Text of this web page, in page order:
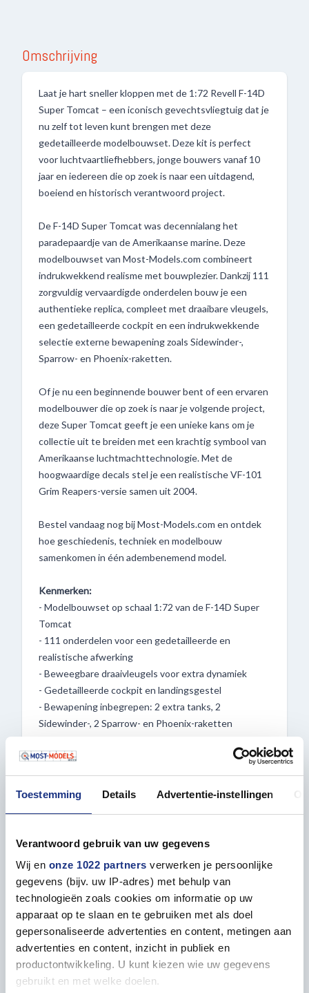
Toestemming Details Advertentie-instellingen
Verantwoord gebruik van uw gegevens
Wij en onze 1022 partners verwerken je persoonlijke
gegevens (bijv. uw IP-adres) met behulp van
technologieën zoals cookies om informatie op uw
apparaat op te slaan en te gebruiken met als doel
gepersonaliseerde advertenties en content, metingen aan
advertenties en content, inzicht in publiek en
productontwikkeling. U kunt kiezen wie uw gegevens
gebruikt en met welke doelen.
Omschrijving
Laat je hart sneller kloppen met de 1:72 Revell F-14D
Super Tomcat – een iconisch gevechtsvliegtuig dat je
nu zelf tot leven kunt brengen met deze
gedetailleerde modelbouwset. Deze kit is perfect
voor luchtvaartliefhebbers, jonge bouwers vanaf 10
jaar en iedereen die op zoek is naar een uitdagend,
boeiend en historisch verantwoord project.
De F-14D Super Tomcat was decennialang het
paradepaardje van de Amerikaanse marine. Deze
modelbouwset van Most-Models.com combineert
indrukwekkend realisme met bouwplezier. Dankzij 111
zorgvuldig vervaardigde onderdelen bouw je een
authentieke replica, compleet met draaibare vleugels,
een gedetailleerde cockpit en een indrukwekkende
selectie externe bewapening zoals Sidewinder-,
Sparrow- en Phoenix-raketten.
Of je nu een beginnende bouwer bent of een ervaren
modelbouwer die op zoek is naar je volgende project,
deze Super Tomcat geeft je een unieke kans om je
collectie uit te breiden met een krachtig symbool van
Amerikaanse luchtmachttechnologie. Met de
hoogwaardige decals stel je een realistische VF-101
Grim Reapers-versie samen uit 2004.
Bestel vandaag nog bij Most-Models.com en ontdek
hoe geschiedenis, techniek en modelbouw
samenkomen in één adembenemend model.
Kenmerken:
- Modelbouwset op schaal 1:72 van de F-14D Super
Tomcat
- 111 onderdelen voor een gedetailleerde en
realistische afwerking
- Beweegbare draaivleugels voor extra dynamiek
- Gedetailleerde cockpit en landingsgestel
- Bewapening inbegrepen: 2 extra tanks, 2
Sidewinder-, 2 Sparrow- en Phoenix-raketten
2004
- Meertalige, geïllustreerde montagehandleiding
inbegrepen
14D Super Tomcat toe aan je winkelwagen bij Most-
Eigenschappen
ALGEMEEN